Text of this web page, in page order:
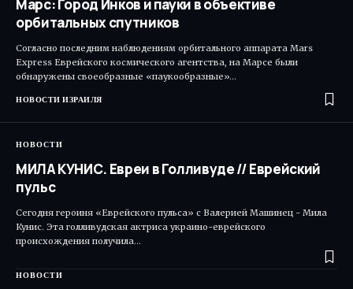
Марс: Город Инков и пауки в объективе
орбитальных спутников
Согласно последним наблюдениям орбитального аппарата Mars
Express Еврейского космического агентства, на Марсе были
обнаружены своеобразные «паукообразные»…
НОВОСТИ ИЗРАИЛЯ
НОВОСТИ
МИЛА КУНИС. Евреи в Голливуде // Еврейский
пульс
Сегодня героиня «Еврейского пульса» с Валерией Машинец - Мила
Кунис. Эта голливудская актриса украино-еврейского
происхождения получила…
НОВОСТИ